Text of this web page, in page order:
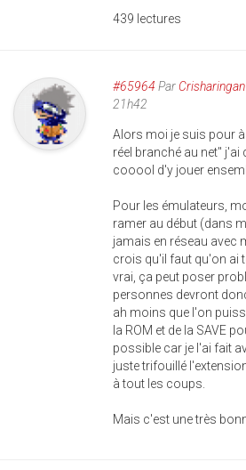
439 lectures
#65964 Par Crisharingan
21h42
Alors moi je suis pour
réel branché au net" j'ai
cooool d'y jouer
Pour les émulateurs,
ramer au début (dans
jamais en réseau avec
crois qu'il faut qu'on ai
vrai, ça peut poser
personnes devront
ah moins que l'on
la ROM et de la SAVE
possible car je l'ai fait
juste trifouillé
à tout les coups.
Mais c'est une très